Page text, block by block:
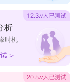
耿骏、亿岩、奇
汇、顺一、鼎
南智、知竣、铠
佐骁、千铭、鹤
析
时机